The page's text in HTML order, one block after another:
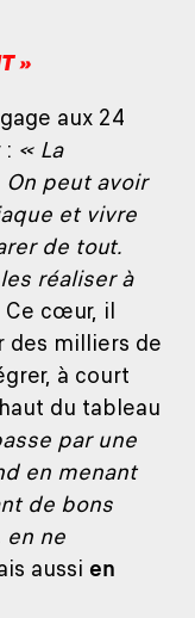
»
aux 24
« La
peut avoir
et vivre
de tout.
réaliser à
Ce cœur, il
milliers de
à court
du tableau
par une
en menant
de bons
ne
aussi en